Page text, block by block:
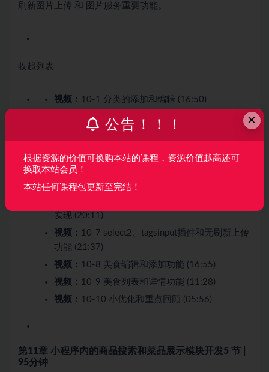
刷新图片上传 和 图片服务重要功能。
收起列表
视频： 10-1 分类的添加和编辑 (16:50)
10-2 分类列表，删除和恢复 (10:33)
10-3 可视化编辑器ueditor配置 (11:58)
视频： 10-4 ueditor 后台上传配置。 (15:30)
视频： 10-5 editor上传图片和通用上传服务封装
(18:52)
实现 (20:11)
视频： 10-7 select2、tagsinput插件和无刷新上传
功能 (21:37)
视频： 10-8 美食编辑和添加功能 (16:55)
视频： 10-9 美食列表和详情功能 (11:28)
视频： 10-10 小优化和重点回顾 (05:56)
第11章 小程序内的商品搜索和菜品展示模块开发5 节 |
95分钟
×
公告！！！
根据资源的价值可换购本站的课程，资源价值越高还可
换取本站会员！
本站任何课程包更新至完结！